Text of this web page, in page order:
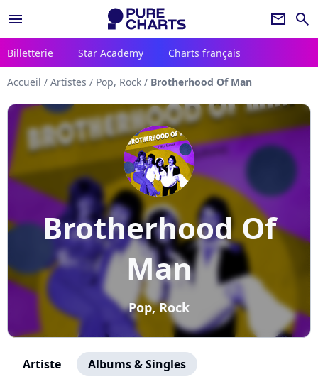
menu newsletter search
Billetterie Star Academy Charts français
Accueil / Artistes / Pop, Rock / Brotherhood Of Man
Brotherhood Of
Man
Pop, Rock
Artiste Albums & Singles